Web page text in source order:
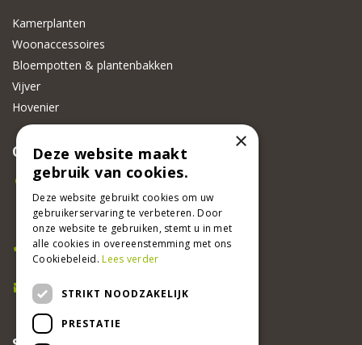
Kamerplanten
Woonaccessoires
Bloempotten & plantenbakken
Vijver
Hovenier
CONTACT
Beeker Tuincentrum
Adsteeg 31
6191 PW Beek
Bel ons
046 437 2881
E-mail
info@beekertuincentrum.nl
×
Deze website maakt
gebruik van cookies.
Deze website gebruikt cookies om uw
gebruikerservaring te verbeteren. Door
onze website te gebruiken, stemt u in met
alle cookies in overeenstemming met ons
Cookiebeleid.Lees verder
STRIKT NOODZAKELIJK
PRESTATIE